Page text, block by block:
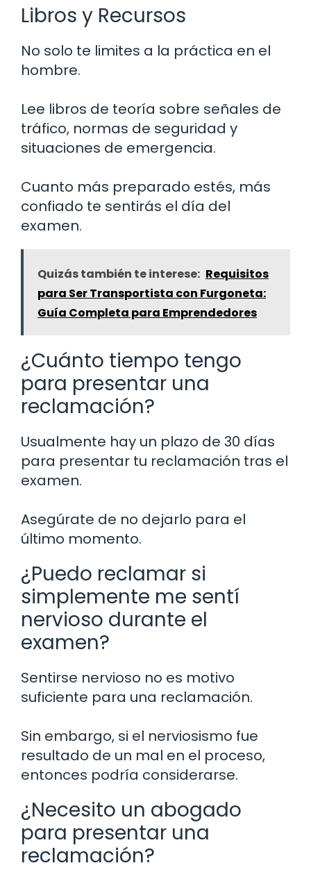
Libros y Recursos
No solo te limites a la práctica en el
hombre.
Lee libros de teoría sobre señales de
tráfico, normas de seguridad y
situaciones de emergencia.
Cuanto más preparado estés, más
confiado te sentirás el día del
examen.
Quizás también te interese: Requisitos
para Ser Transportista con Furgoneta:
Guía Completa para Emprendedores
¿Cuánto tiempo tengo
para presentar una
reclamación?
Usualmente hay un plazo de 30 días
para presentar tu reclamación tras el
examen.
Asegúrate de no dejarlo para el
último momento.
¿Puedo reclamar si
simplemente me sentí
nervioso durante el
examen?
Sentirse nervioso no es motivo
suficiente para una reclamación.
Sin embargo, si el nerviosismo fue
resultado de un mal en el proceso,
entonces podría considerarse.
¿Necesito un abogado
para presentar una
reclamación?